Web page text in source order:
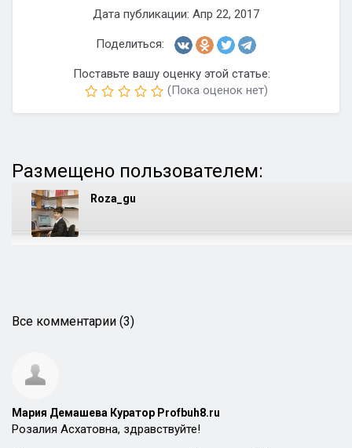
Дата публикации: Апр 22, 2017
Поделиться:
Поставьте вашу оценку этой статье:
(Пока оценок нет)
Размещено пользователем:
Roza_gu
Все комментарии (3)
Мария Демашева Куратор Profbuh8.ru
Розалия Асхатовна, здравствуйте!